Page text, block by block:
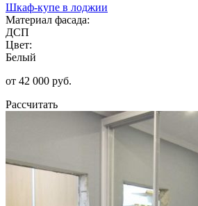
Шкаф-купе в лоджии
Материал фасада:
ДСП
Цвет:
Белый
от 42 000 руб.
Рассчитать